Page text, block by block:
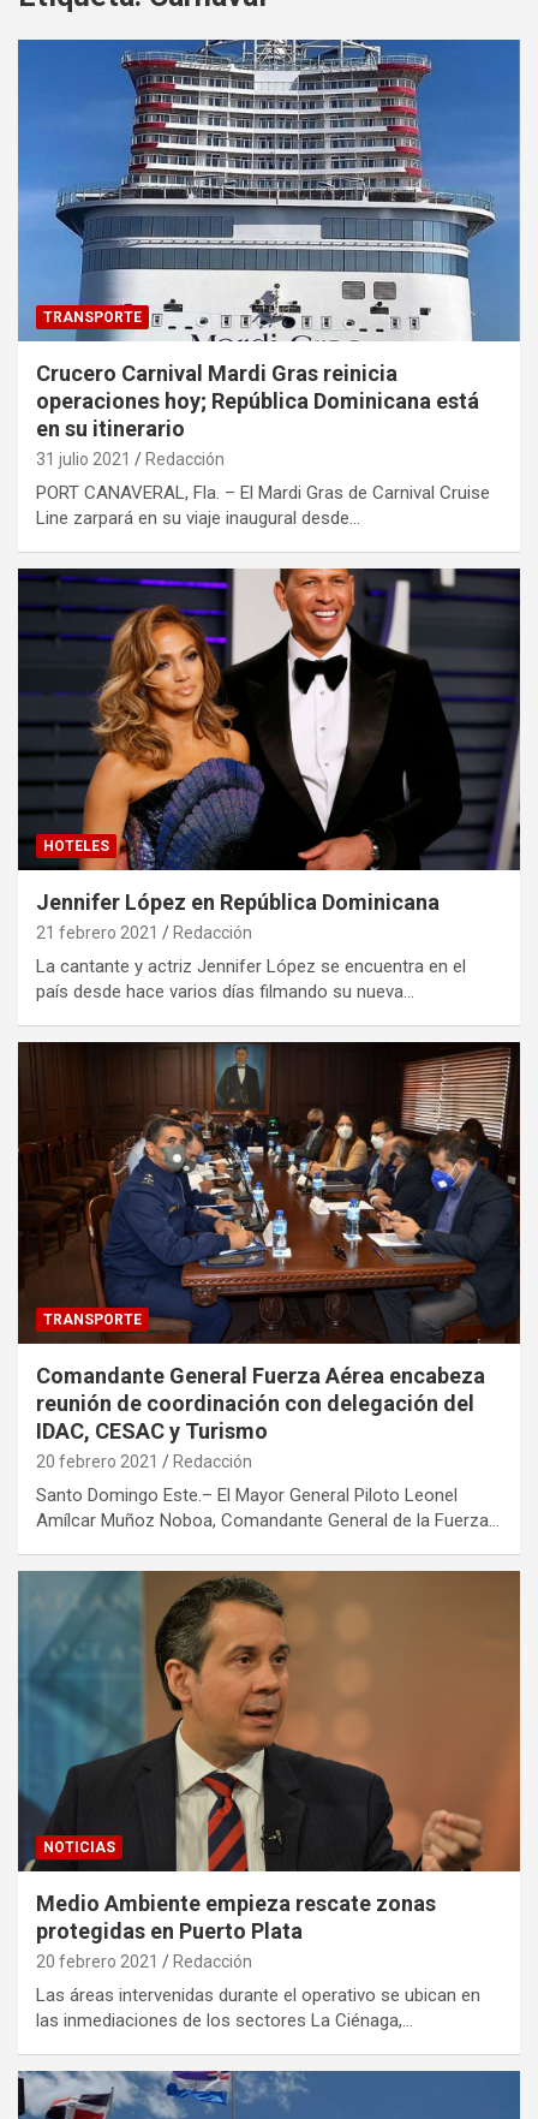
TRANSPORTE
Crucero Carnival Mardi Gras reinicia
operaciones hoy; República Dominicana está
en su itinerario
31 julio 2021 Redacción
PORT CANAVERAL, Fla. – El Mardi Gras de Carnival Cruise
Line zarpará en su viaje inaugural desde…
HOTELES
Jennifer López en República Dominicana
21 febrero 2021 Redacción
La cantante y actriz Jennifer López se encuentra en el
país desde hace varios días filmando su nueva…
TRANSPORTE
Comandante General Fuerza Aérea encabeza
reunión de coordinación con delegación del
IDAC, CESAC y Turismo
20 febrero 2021 Redacción
Santo Domingo Este.– El Mayor General Piloto Leonel
Amílcar Muñoz Noboa, Comandante General de la Fuerza…
NOTICIAS
Medio Ambiente empieza rescate zonas
protegidas en Puerto Plata
20 febrero 2021 Redacción
Las áreas intervenidas durante el operativo se ubican en
las inmediaciones de los sectores La Ciénaga,…